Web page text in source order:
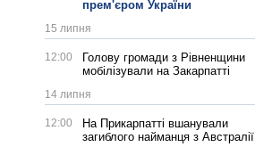
прем'єром України
15 липня
12:00
Голову громади з Рівненщини
мобілізували на Закарпатті
14 липня
12:00
На Прикарпатті вшанували
загиблого найманця з Австралії